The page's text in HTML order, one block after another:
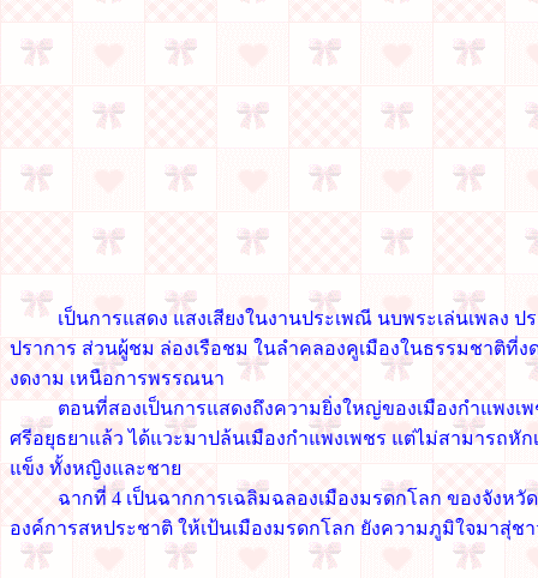
เป็นการแสดง แสงเสียงในงานประเพณี นบพระเล่นเพลง ปร
ปราการ ส่วนผู้ชม ล่องเรือชม ในลำคลองคูเมืองในธรรมชาติที่
งดงาม เหนือการพรรณนา
ตอนที่สองเป็นการแสดงถึงความยิ่งใหญ่ของเมืองกำแพงเพช
ศรีอยุธยาแล้ว ได้แวะมาปล้นเมืองกำแพงเพชร แต่ไม่สามารถหัก
แข็ง ทั้งหญิงและชาย
ฉากที่ 4 เป็นฉากการเฉลิมฉลองเมืองมรดกโลก ของจังหวัด
องค์การสหประชาติ ให้เป้นเมืองมรดกโลก ยังความภูมิใจมาสุ่ช